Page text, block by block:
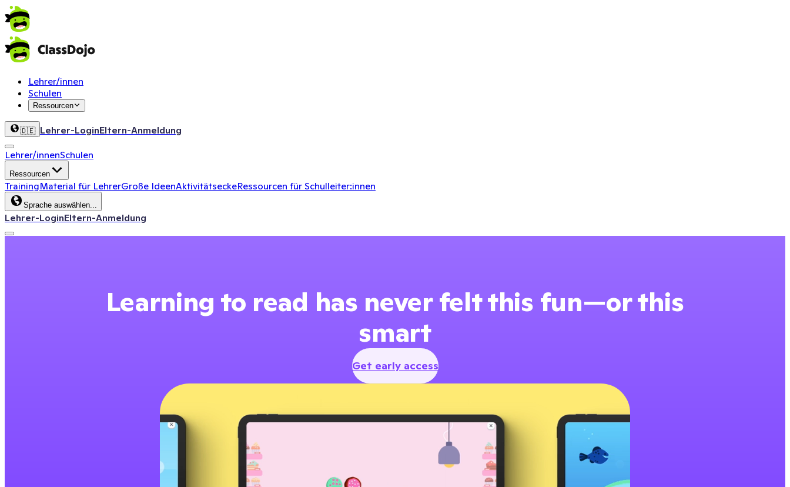
Lehrer/innen
Schulen
Ressourcen
🇩🇪 Lehrer-LoginEltern-Anmeldung
Lehrer/innenSchulen
Ressourcen
TrainingMaterial für LehrerGroße IdeenAktivitätseckeRessourcen für Schulleiter:innen
Sprache auswählen...
Lehrer-LoginEltern-Anmeldung
Learning to read has never felt this fun—or this
smart
Get early access